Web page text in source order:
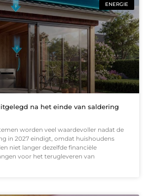
ENERGIE
na het einde van saldering
worden veel waardevoller nadat de
in 2027 eindigt, omdat huishoudens
niet langer dezelfde financiële
voor het terugleveren van